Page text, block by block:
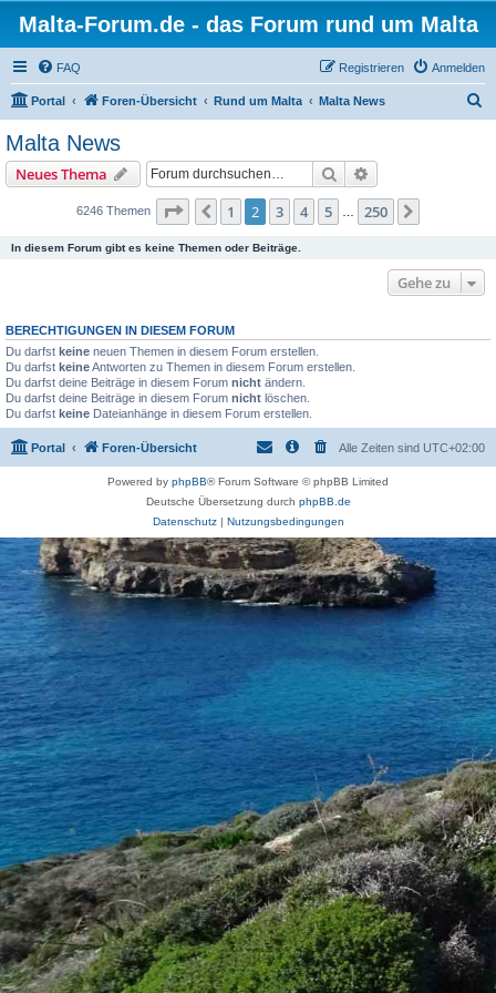
Malta-Forum.de - das Forum rund um Malta
FAQ Anmelden
Registrieren
Portal Foren-Übersicht Rund um Malta Malta News
Malta News
Neues Thema Suche
6246 Themen Seite von 250
Vorherige
1 2 3 4 5 250
In diesem Forum gibt es keine Themen oder Beiträge.
Gehe zu
BERECHTIGUNGEN IN DIESEM FORUM
Du darfst keine neuen Themen in diesem Forum erstellen.
Du darfst keineAntworten zu Themen in diesem Forum erstellen.
Du darfst deine Beiträge in diesem Forum nicht ändern.
Du darfst deine Beiträge in diesem Forum nicht löschen.
Du darfst keine Dateianhänge in diesem Forum erstellen.
Portal Foren-Übersicht Alle Zeiten sind UTC+02:00
Powered by phpBB® Forum Software © phpBB Limited
Deutsche Übersetzung durch phpBB.de
Datenschutz| Nutzungsbedingungen